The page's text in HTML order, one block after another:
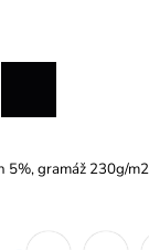
5%, gramáž 230g/m2